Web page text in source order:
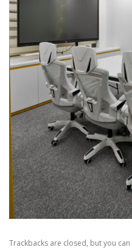
Trackbacks are closed, but you can